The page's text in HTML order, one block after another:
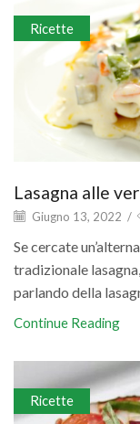
Ricette
Lasagna alle
Giugno 13, 2022 /
Se cercate
tradizionale
parlando della
Continue Reading
Ricette